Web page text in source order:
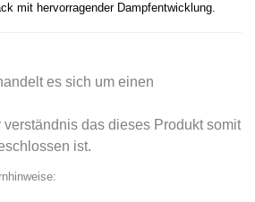
mit hervorragender Dampfentwicklung.
es sich um einen
verständnis das dieses Produkt somit
ist.